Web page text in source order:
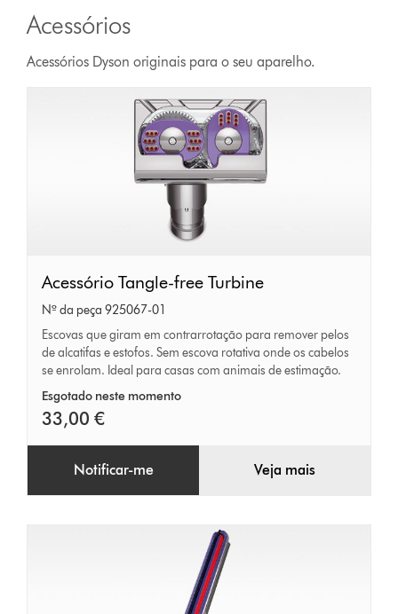
Acessórios
Acessórios Dyson originais para o seu aparelho.
Acessório
Tangle-
free
Turbine
Acessório Tangle-free Turbine
Nº da peça 925067-01
Escovas que giram em contrarrotação para remover pelos
de alcatifas e estofos. Sem escova rotativa onde os cabelos
se enrolam. Ideal para casas com animais de estimação.
Esgotado neste momento
33,00 €
Notificar-me Veja mais